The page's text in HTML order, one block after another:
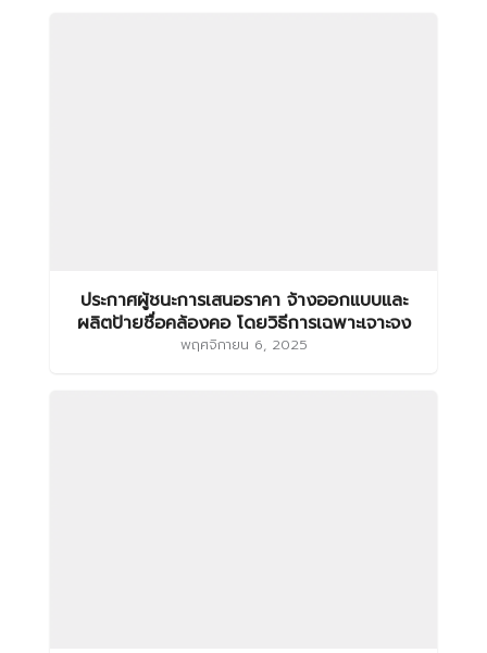
ประกาศผู้ชนะการเสนอราคา จ้างออกแบบและ
ผลิตป้ายชื่อคล้องคอ โดยวิธีการเฉพาะเจาะจง
พฤศจิกายน 6, 2025